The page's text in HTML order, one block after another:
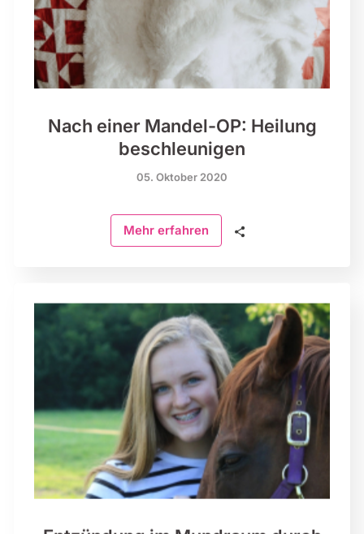
Nach einer Mandel-OP: Heilung
beschleunigen
05. Oktober 2020
Mehr erfahren 🗣